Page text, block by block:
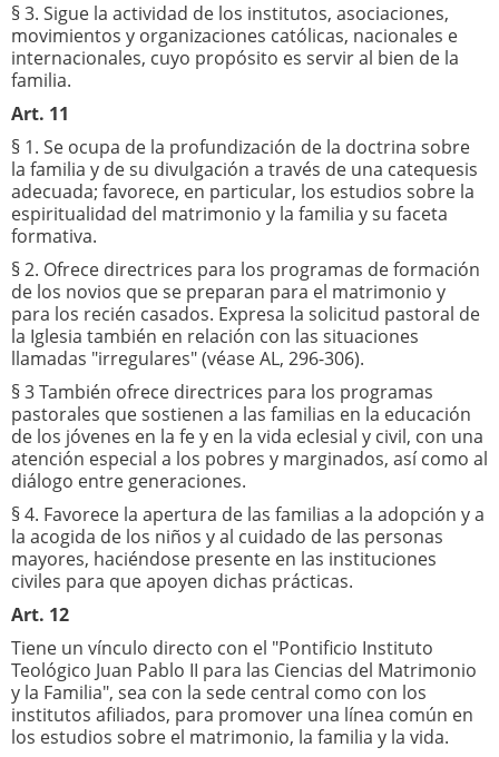
§ 3. Sigue la actividad de los institutos, asociaciones,
movimientos y organizaciones católicas, nacionales e
internacionales, cuyo propósito es servir al bien de la
familia.
Art. 11
§ 1. Se ocupa de la profundización de la doctrina sobre
la familia y de su divulgación a través de una catequesis
adecuada; favorece, en particular, los estudios sobre la
espiritualidad del matrimonio y la familia y su faceta
formativa.
§ 2. Ofrece directrices para los programas de formación
de los novios que se preparan para el matrimonio y
para los recién casados. Expresa la solicitud pastoral de
la Iglesia también en relación con las situaciones
llamadas "irregulares" (véase AL, 296-306).
§ 3 También ofrece directrices para los programas
pastorales que sostienen a las familias en la educación
de los jóvenes en la fe y en la vida eclesial y civil, con una
atención especial a los pobres y marginados, así como al
diálogo entre generaciones.
§ 4. Favorece la apertura de las familias a la adopción y a
la acogida de los niños y al cuidado de las personas
mayores, haciéndose presente en las instituciones
civiles para que apoyen dichas prácticas.
Art. 12
Tiene un vínculo directo con el "Pontificio Instituto
Teológico Juan Pablo II para las Ciencias del Matrimonio
y la Familia", sea con la sede central como con los
institutos afiliados, para promover una línea común en
los estudios sobre el matrimonio, la familia y la vida.